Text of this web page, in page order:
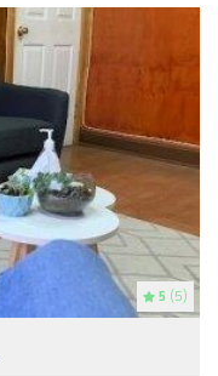
5 (5)